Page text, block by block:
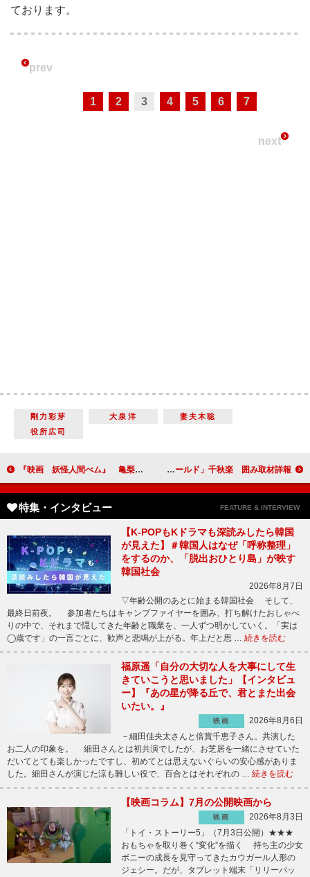
ております。
prev
1 2 3 4 5 6 7
next
剛力彩芽 大泉洋
妻夫木聡
役所広司
『映画 妖怪人間べム』 亀梨和也、目に涙を浮かべながら舞台あいさつ 舞台「ジャニーズ・ワールド」千秋楽 囲み取材詳報
特集・インタビュー FEATURE & INTERVIEW
【K-POPもKドラマも深読みしたら韓国
が見えた】＃韓国人はなぜ「呼称整理」
をするのか、「脱出おひとり島」が映す
韓国社会
2026年8月7日
▽年齢公開のあとに始まる韓国社会 そして、
最終日前夜。 参加者たちはキャンプファイヤーを囲み、打ち解けたおしゃべ
りの中で、それまで隠してきた年齢と職業を、一人ずつ明かしていく。「実は
◯歳です」の一言ごとに、歓声と悲鳴が上がる。年上だと思 … 続きを読む
福原遥「自分の大切な人を大事にして生
きていこうと思いました」【インタビュ
ー】『あの星が降る丘で、君とまた出会
いたい。』
映画
2026年8月6日
－細田佳央太さんと倍賞千恵子さん。共演した
お二人の印象を。 細田さんとは初共演でしたが、お芝居を一緒にさせていた
だいてとても楽しかったですし、初めてとは思えないぐらいの安心感がありま
した。細田さんが演じた涼も難しい役で、百合とはそれぞれの … 続きを読む
【映画コラム】7月の公開映画から
映画
2026年8月3日
「トイ・ストーリー5」（7月3日公開）★★★
おもちゃを取り巻く“変化”を描く 持ち主の少女
ボニーの成長を見守ってきたカウガール人形の
ジェシー。だが、タブレット端末「リリーパッ